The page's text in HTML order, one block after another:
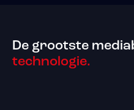
De grootste
technologie.